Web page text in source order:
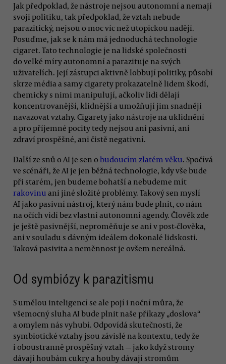
Jak předpoklad, že nástroje nejsou autonomní a nemají
svoji politiku, tak předpoklad, že vztah nebude
parazitický, nejsou o moc víc než utopickou nadějí.
Posuďme, jak se k nám má jednoduchá technologie
cigaret. Tato technologie je na lidské společnosti
do velké míry autonomní a parazituje na svých
uživatelích. Její zástupci aktivně lobbují politiky, působí
skrze média a samy cigarety prokazatelně lidem škodí,
chemicky s nimi manipulují, ačkoliv lidi dělají
koncentrovanější, klidnější a umožňují jim snadněji
navazovat vztahy. Cigarety jako nástroje na uklidnění
a pro příjemné pocity tedy nejsou ani pasivní, ani
zdraví prospěšné, ani čistě negativní.
Další ze snů o AI je sen o budoucím zlatém věku. Spočívá
ve scénáři, že AI je jen běžná technologie, kdy vše bude
při starém, jen budeme bohatší a nebudeme mít
rakovinu ani jiné složité problémy. Takový sen myslí
AI jako pasivní nástroj, který nám bude plnit, co nám
na očích vidí bez vlastní autonomní agendy. Člověk zde
je ještě pasivnější, neproměňuje se ani v post-člověka,
ani v souladu s dávným ideálem dokonalé lidskosti.
Taková pasivita a neměnnost je ovšem nereálná.
Od symbiózy k parazitismu
S umělou inteligencí se ale pojí i noční můra, že
všemocný sluha AI bude plnit naše příkazy „doslova“
a omylem nás vyhubí. Odpovídá skutečnosti, že
symbiotické vztahy jsou závislé na kontextu, tedy že
i oboustranně prospěšný vztah — jako když stromy
dávají houbám cukry a houby dávají stromům